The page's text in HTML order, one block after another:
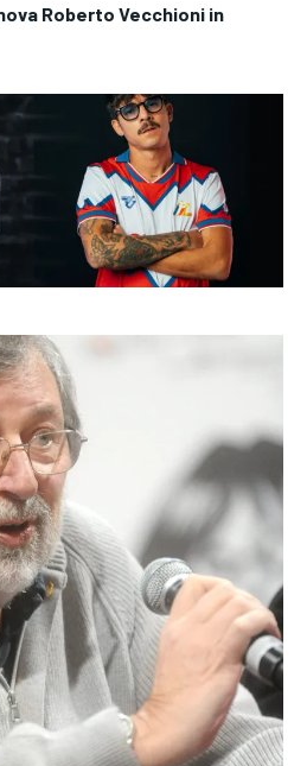
Roberto Vecchioni in